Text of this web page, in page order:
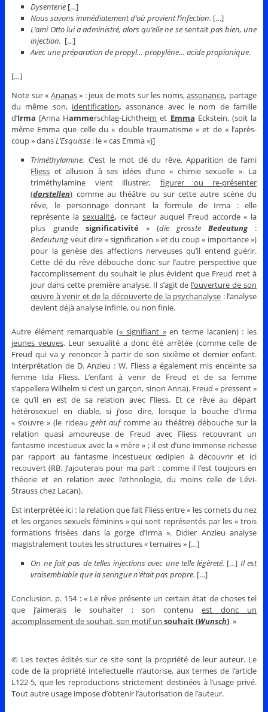
Dysenterie […]
Nous savons immédiatement d’où provient l’infection. […]
L’ami Otto lui a administré, alors qu’elle ne sesentaitpas bien, une
injection. […]
Avec une préparation de propyl… propylène… acide propionique.
[…]
Note sur « Ananas» : jeux de mots sur les noms,assonance, partage
du même son, identification, assonance avec le nom de famille
d’Irma [Anna Hammerschlag-Lichtheim et Emma Eckstein, (soit la
même Emma que celle du « double traumatisme » et de « l’après-
coup » dansL’Esquisse : le « cas Emma »)]
Triméthylamine. C’est le mot clé du rêve. Apparition de l’ami
Fliess et allusion à ses idées d’une « chimie sexuelle ». La
triméthylamine vient illustrer,figurer ou re-présenter
(darstellen) comme au théâtre ou sur cette autre scène du
rêve, le personnage donnant la formule de Irma : elle
représente la sexualité, ce facteur auquel Freud accorde « la
plus grande significativité » (die grösste Bedeutung :
Bedeutung veut dire « signification » et du coup « importance »)
pour la genèse des affections nerveuses qu’il entend guérir.
Cette clé du rêve débouche donc sur l’autre perspective que
l’accomplissement du souhait le plus évident que Freud met à
jour dans cette première analyse. Il s’agit de l’ouverture de son
œuvre à venir et de la découverte de la psychanalyse : l’analyse
devient déjà analyse infinie, ou non finie.
Autre élément remarquable (« signifiant »en terme lacanien) : les
jeunes veuves. Leur sexualité a donc été arrêtée (comme celle de
Freud qui va y renoncer à partir de son sixième et dernier enfant.
Interprétation de D. Anzieu : W. Fliess a également mis enceinte sa
femme Ida Fliess. L’enfant à venir de Freud et de sa femme
s’appellera Wilhelm si c’est un garçon, sinon Anna). Freud « pressent »
ce qu’il en est de sa relation avec Fliess. Et ce rêve au départ
hétérosexuel en diable, si j’ose dire, lorsque la bouche d’Irma
« s’ouvre » (le rideau geht aufcomme au théâtre) débouche sur la
relation quasi amoureuse de Freud avec Fliess recouvrant un
fantasme incestueux avec la « mère » ; il est d’une immense richesse
par rapport au fantasme incestueux œdipien à découvrir et ici
recouvert (RB. J’ajouterais pour ma part : comme il l’est toujours en
théorie et en relation avec l’ethnologie, du moins celle de Lévi-
Strauss chez Lacan).
Est interprétée ici : la relation que fait Fliess entre « les cornets du nez
et les organes sexuels féminins » qui sont représentés par les « trois
formations frisées dans la gorge d’Irma ». Didier Anzieu analyse
magistralement toutes les structures « ternaires » […]
On ne fait pas de telles injections avec une telle légèreté. […] Il est
vraisemblable que la seringue n’était pas propre. […]
Conclusion. p. 154 : « Le rêve présente un certain état de choses tel
que j’aimerais le souhaiter ; son contenuest donc un
accomplissement de souhait, son motif un souhait (Wunsch). »
© Les textes édités sur ce site sont la propriété de leur auteur. Le
code de la propriété intellectuelle n’autorise, aux termes de l’article
L122-5, que les reproductions strictement destinées à l’usage privé.
Tout autre usage impose d’obtenir l’autorisation de l’auteur.